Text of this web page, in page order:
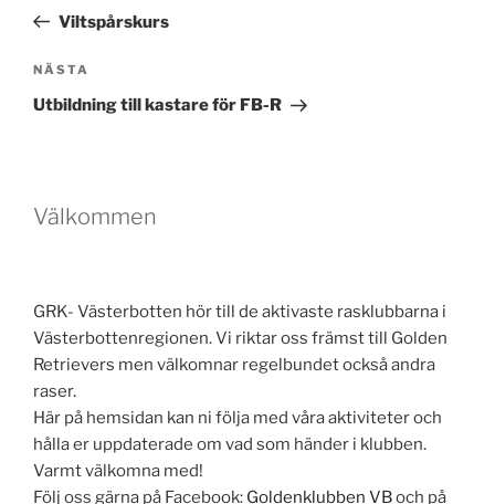
inläggViltspårskurs
Nästa
inlägg
NÄSTA
Utbildning till kastare för FB-R
Välkommen
GRK- Västerbotten hör till de aktivaste rasklubbarna i
Västerbottenregionen. Vi riktar oss främst till Golden
Retrievers men välkomnar regelbundet också andra
raser.
Här på hemsidan kan ni följa med våra aktiviteter och
hålla er uppdaterade om vad som händer i klubben.
Varmt välkomna med!
Följ oss gärna på Facebook: Goldenklubben VBoch på